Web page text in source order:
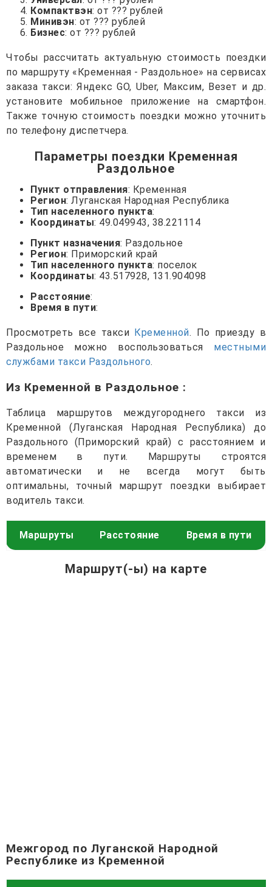
Компактвэн: от ??? рублей
Минивэн: от ??? рублей
Бизнес: от ??? рублей
Чтобы рассчитать актуальную стоимость поездки
по маршруту «Кременная - Раздольное» на сервисах
заказа такси: Яндекс GO, Uber, Максим, Везет и др.
установите мобильное приложение на смартфон.
Также точную стоимость поездки можно уточнить
по телефону диспетчера.
Параметры поездки Кременная
Раздольное
Пункт отправления: Кременная
Регион: Луганская Народная Республика
Тип населенного пункта:
Координаты: 49.049943, 38.221114
Пункт назначения: Раздольное
Регион: Приморский край
Тип населенного пункта: поселок
Координаты: 43.517928, 131.904098
Расстояние:
Время в пути:
Просмотреть все такси Кременной. По приезду в
Раздольное можно воспользоваться местными
службами такси Раздольного.
Из Кременной в Раздольное :
Таблица маршрутов междугороднего такси из
Кременной (Луганская Народная Республика) до
Раздольного (Приморский край) с расстоянием и
временем в пути. Маршруты строятся
автоматически и не всегда могут быть
оптимальны, точный маршрут поездки выбирает
водитель такси.
Маршруты Расстояние Время в пути
Маршрут(-ы) на карте
Межгород по Луганской Народной
Республике из Кременной